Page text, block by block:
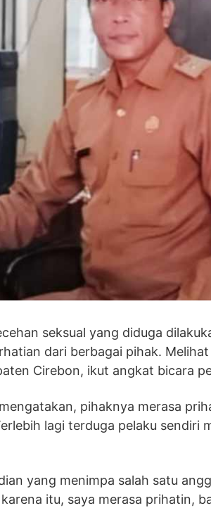
seksual yang diduga
dari berbagai pihak.
Cirebon, ikut angkat bicara
pihaknya merasa
lagi terduga pelaku sendiri
yang menimpa salah satu
itu, saya merasa prihatin,